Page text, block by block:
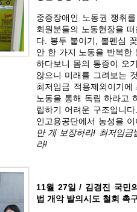
중증장애인 노동권 쟁취
회원분들의 노동현장을
다. 봉투 붙이기, 볼펜심
안 한 가지 노동을 반복한
하다보니 몸의 통증이 오
않으니 미래를 그려보는
최저임금 적용제외이기
노동을 통해 독립 하라고
립하기 어려운 구조입니
인고용공단에서 농성을
만 개 보장하라! 최저임금
라!
11월 27일 / 김경진 국민
법 개악 발의시도 철회 촉